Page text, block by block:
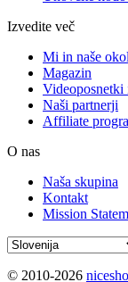
Izvedite več
Mi in naše
Magazin
Videoposnetki
Naši partnerji
Affiliate
O nas
Naša skupina
Kontakt
Mission
© 2010-2026